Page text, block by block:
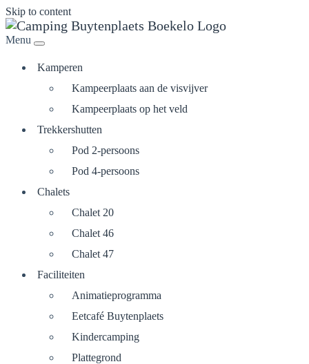
Skip to content
Menu
Kamperen
Kampeerplaats aan de visvijver
Kampeerplaats op het veld
Trekkershutten
Pod 2-persoons
Pod 4-persoons
Chalets
Chalet 20
Chalet 46
Chalet 47
Faciliteiten
Animatieprogramma
Eetcafé Buytenplaets
Kindercamping
Plattegrond